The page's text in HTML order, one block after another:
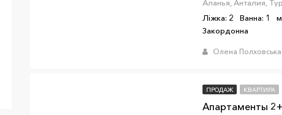
Аланья, Анталия,
Ліжка: 2
Ванна: 1
Закордонна
Олена Полховська
ПРОДАЖ КВАРТИРА
Апартаменты